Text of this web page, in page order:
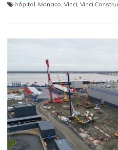
hôpital, Monaco, Vinci, Vinci